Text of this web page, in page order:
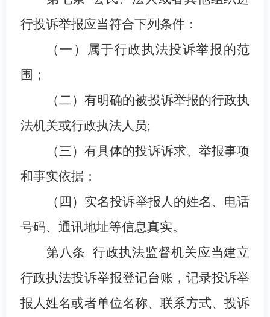
行投诉举报应当符合下列条件：
（ 一 ）属于行政执法投诉举报的范
围；
（二）有明确的被投诉举报的行政执
法机关或行政执法人员;
（三）有具体的投诉诉求、举报事项
和事实依据；
（ 四 ） 实名投诉举报人的姓名、电话
号码、通讯地址等信息真实。
第八条 行政执法监督机关应当建立
行政执法投诉举报登记台账，记录投诉举
报人姓名或者单位名称、联系方式、投诉